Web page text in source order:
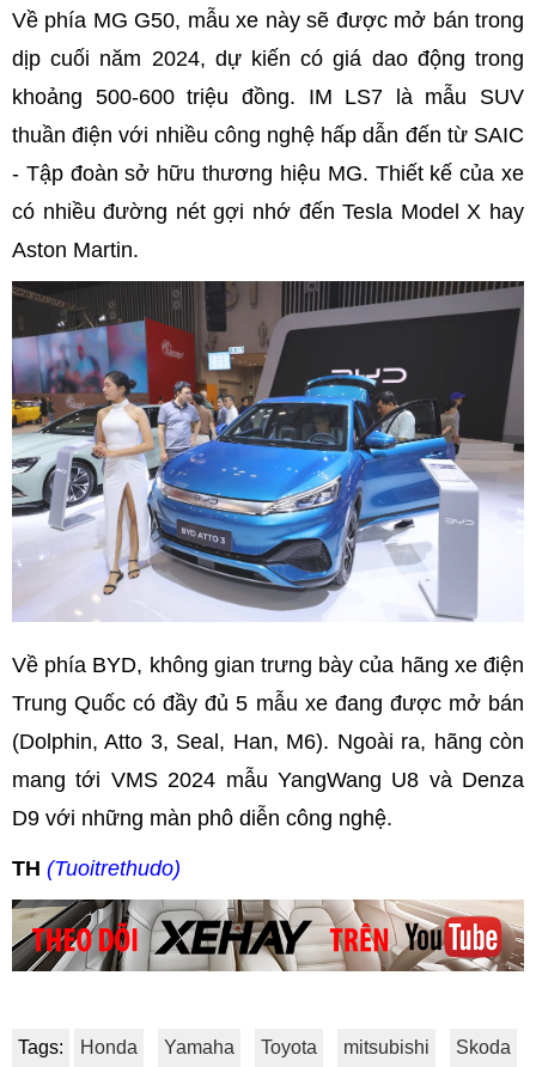
Về phía MG G50, mẫu xe này sẽ được mở bán trong
dịp cuối năm 2024, dự kiến có giá dao động trong
khoảng 500-600 triệu đồng. IM LS7 là mẫu SUV
thuần điện với nhiều công nghệ hấp dẫn đến từ SAIC
- Tập đoàn sở hữu thương hiệu MG. Thiết kế của xe
có nhiều đường nét gợi nhớ đến Tesla Model X hay
Aston Martin.
Về phía BYD, không gian trưng bày của hãng xe điện
Trung Quốc có đầy đủ 5 mẫu xe đang được mở bán
(Dolphin, Atto 3, Seal, Han, M6). Ngoài ra, hãng còn
mang tới VMS 2024 mẫu YangWang U8 và Denza
D9 với những màn phô diễn công nghệ.
TH (Tuoitrethudo)
Tags: Honda Yamaha Toyota mitsubishi Skoda